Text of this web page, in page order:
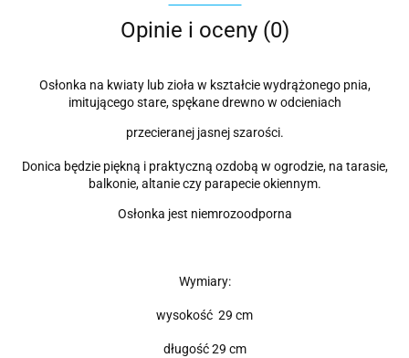
Opinie i oceny (0)
Osłonka na kwiaty lub zioła w kształcie wydrążonego pnia,
imitującego stare, spękane drewno w odcieniach
przecieranej jasnej szarości.
Donica będzie piękną i praktyczną ozdobą w ogrodzie, na tarasie,
balkonie, altanie czy parapecie okiennym.
Osłonka jest niemrozoodporna
Wymiary:
wysokość 29 cm
długość 29 cm